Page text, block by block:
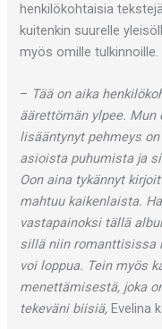
henkilökohtaisia
kuitenkin suurelle
myös omille tulkinnoille.
– Tää on aika
äärettömän ylpee.
lisääntynyt pehmeys
asioista puhumista ja
Oon aina tykännyt
mahtuu kaikenlaista.
vastapainoksi tällä
sillä niin romanttisissa
voi loppua. Tein myös
menettämisestä, joka
tekeväni biisiä, Evelina